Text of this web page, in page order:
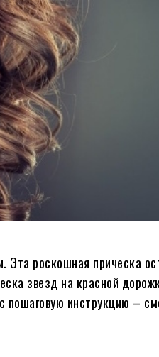
роскошная прическа
звезд на красной
инструкцию –